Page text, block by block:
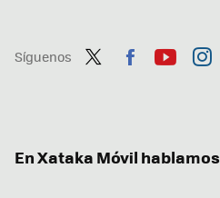
Síguenos
En Xataka Móvil